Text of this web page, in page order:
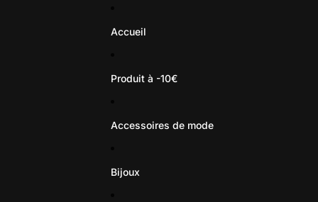
Accueil
Produit à -10€
Accessoires de mode
Bijoux